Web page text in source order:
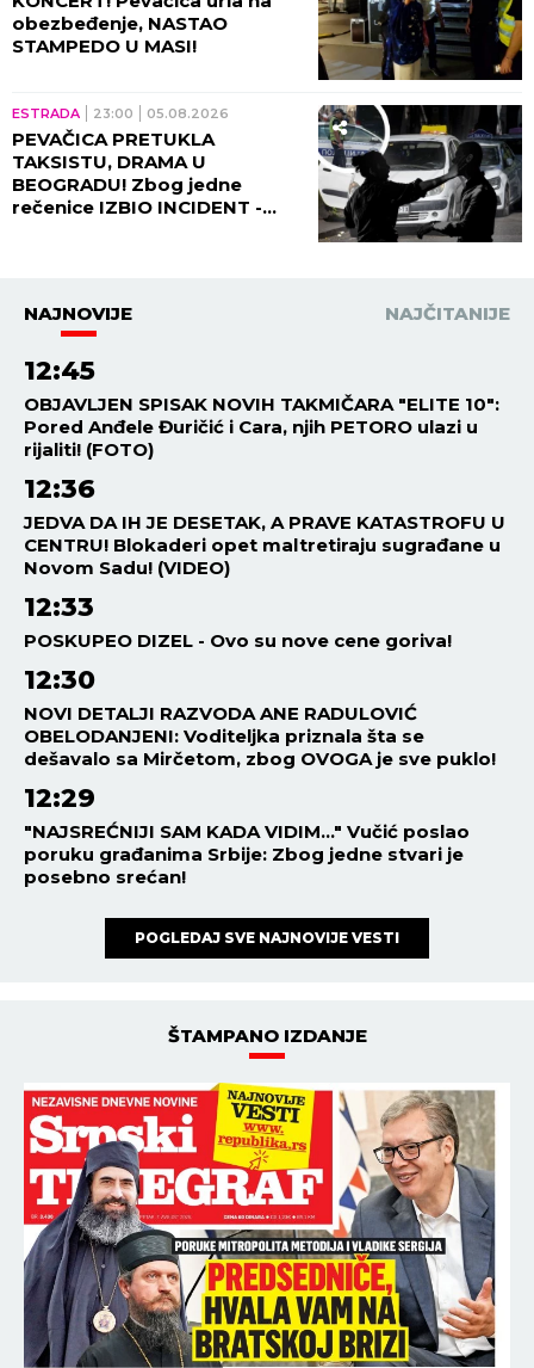
obezbeđenje, NASTAO
STAMPEDO U MASI!
ESTRADA 23:00 05.08.2026
PEVAČICA PRETUKLA
TAKSISTU, DRAMA U
BEOGRADU! Zbog jedne
rečenice IZBIO INCIDENT -
NAJNOVIJE NAJČITANIJE
12:45
OBJAVLJEN SPISAK NOVIH TAKMIČARA "ELITE 10":
Pored Anđele Đuričić i Cara, njih PETORO ulazi u
rijaliti! (FOTO)
12:36
JEDVA DA IH JE DESETAK, A PRAVE KATASTROFU U
CENTRU! Blokaderi opet maltretiraju sugrađane u
Novom Sadu! (VIDEO)
12:33
POSKUPEO DIZEL - Ovo su nove cene goriva!
12:30
NOVI DETALJI RAZVODA ANE RADULOVIĆ
OBELODANJENI: Voditeljka priznala šta se
dešavalo sa Mirčetom, zbog OVOGA je sve puklo!
12:29
"NAJSREĆNIJI SAM KADA VIDIM..." Vučić poslao
poruku građanima Srbije: Zbog jedne stvari je
posebno srećan!
POGLEDAJ SVE NAJNOVIJE VESTI
ŠTAMPANO IZDANJE